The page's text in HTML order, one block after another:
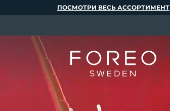
ПОСМОТРИ ВЕСЬ АССОРТИМЕНТ